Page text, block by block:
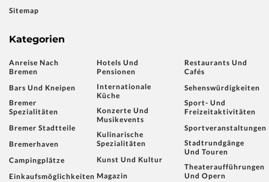
Sitemap
Kategorien
Anreise Nach
Bremen
Bars Und Kneipen
Bremer
Spezialitäten
Bremer Stadtteile
Bremerhaven
Campingplätze
Einkaufsmöglichkeiten
Hotels Und
Pensionen
Internationale
Küche
Konzerte Und
Musikevents
Kulinarische
Spezialitäten
Kunst Und Kultur
Magazin
Restaurants Und
Cafés
Sehenswürdigkeiten
Sport- Und
Freizeitaktivitäten
Sportveranstaltungen
Stadtrundgänge
Und Touren
Theateraufführungen
Und Opern